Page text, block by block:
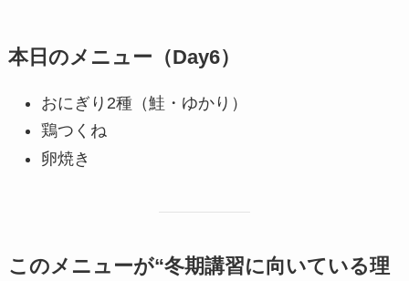
本日のメニュー（Day6）
おにぎり2種（鮭・ゆかり）
鶏つくね
卵焼き
このメニューが“冬期講習に向いている理